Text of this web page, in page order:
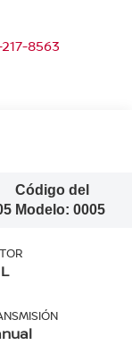
217-8563
Código del
Modelo: 0005